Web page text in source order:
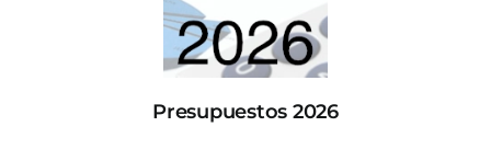
Presupuestos 2026